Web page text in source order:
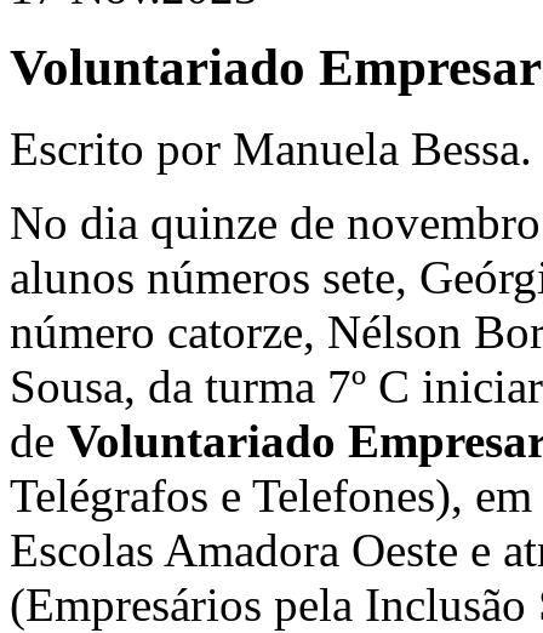
Voluntariado
Escrito por Manuela Bessa.
No dia quinze de
alunos números sete,
número catorze, Nélson
Sousa, da turma 7º C
de Voluntariado
Telégrafos e Telefones),
Escolas Amadora Oeste e
(Empresários pela